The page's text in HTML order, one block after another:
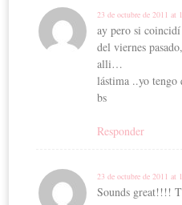
23 de octubre de 2011 at
ay pero si
del viernes
alli…
lástima ..yo tengo
bs
Responder
23 de octubre de 2011 at
Sounds great!!!!